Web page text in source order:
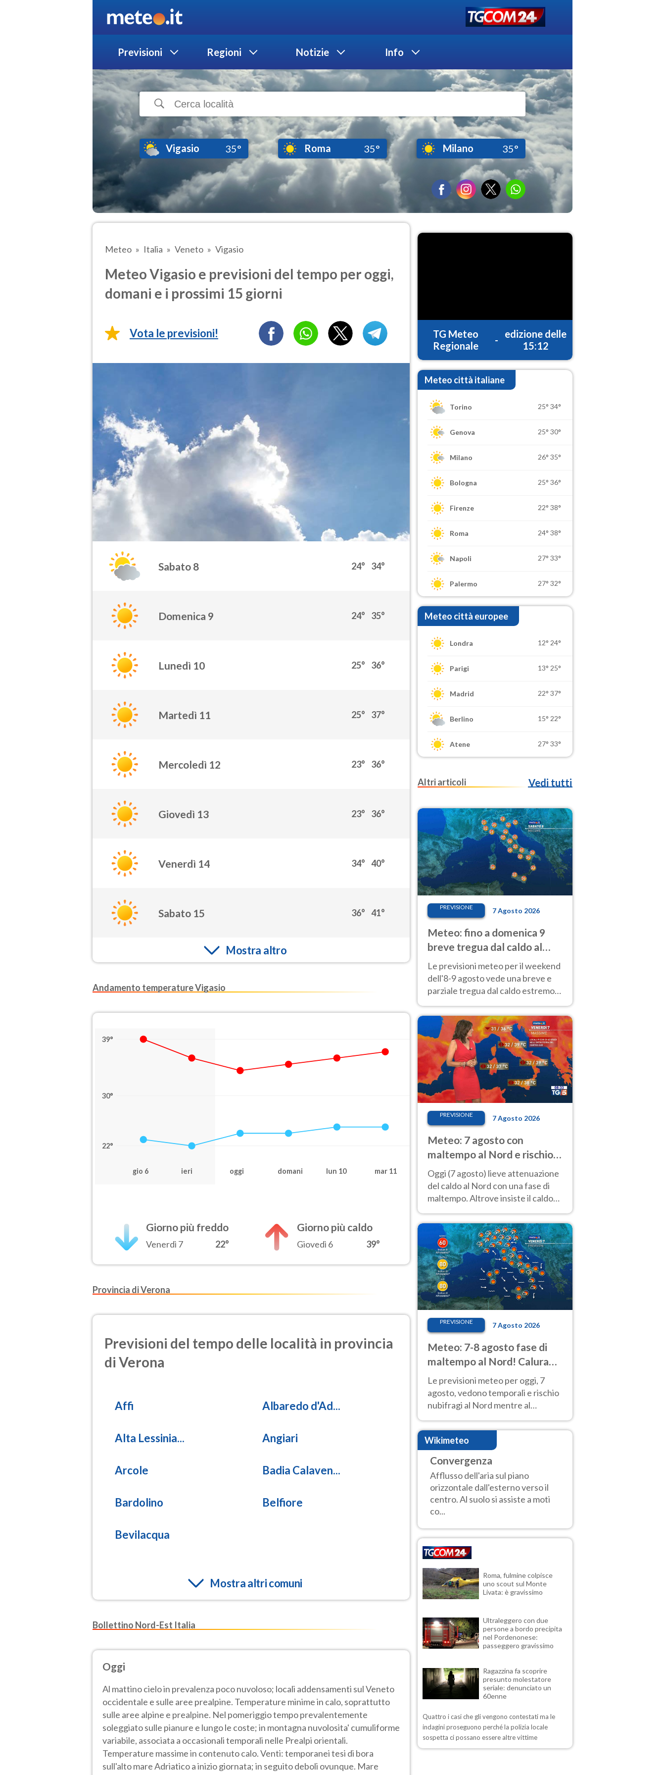
Previsioni Regioni Notizie Info
Vigasio 35° Roma 35° Milano 35°
Meteo Italia Veneto Vigasio
Meteo Vigasio e previsioni del tempo per oggi,
domani e i prossimi 15 giorni
Vota le previsioni!
Sabato 8 24° 34°
Domenica 9 24° 35°
Lunedì 10 25° 36°
Martedì 11 25° 37°
Mercoledì 12 23° 36°
Giovedì 13 23° 36°
Venerdì 14 34° 40°
Sabato 15 36° 41°
Mostra altro
Andamento temperature Vigasio
39°
30°
22°
gio 6 ieri oggi domani lun 10 mar 11
Giorno più freddo
Venerdì 7 22°
Giorno più caldo
Giovedì 6 39°
Provincia di Verona
Previsioni del tempo delle località in provincia
di Verona
Affi Albaredo d'Ad...
Alta Lessinia... Angiari
Arcole Badia Calaven...
Bardolino Belfiore
Bevilacqua
Mostra altri comuni
Bollettino Nord-Est Italia
Oggi
Al mattino cielo in prevalenza poco nuvoloso; locali addensamenti sul Veneto
occidentale e sulle aree prealpine. Temperature minime in calo, soprattutto
sulle aree alpine e prealpine. Nel pomeriggio tempo prevalentemente
soleggiato sulle pianure e lungo le coste; in montagna nuvolosita' cumuliforme
variabile, associata a occasionali temporali nelle Prealpi orientali.
Temperature massime in contenuto calo. Venti: temporanei tesi di bora
sull'alto mare Adriatico a inizio giornata; in seguito deboli ovunque. Mare
TG Meteo
Regionale
-
edizione delle
15:12
Meteo città italiane
Torino 25° 34°
Genova 25° 30°
Milano 26° 35°
Bologna 25° 36°
Firenze 22° 38°
Roma 24° 38°
Napoli 27° 33°
Palermo 27° 32°
Meteo città europee
Londra 12° 24°
Parigi 13° 25°
Madrid 22° 37°
Berlino 15° 22°
Atene 27° 33°
Altri articoli Vedi tutti
PREVISIONE 7 Agosto 2026
Meteo: fino a domenica 9
breve tregua dal caldo al
Nord! Altrove calura e afa
Le previsioni meteo per il weekend
dell'8-9 agosto vede una breve e
parziale tregua dal caldo estremo
40 gradi.
PREVISIONE 7 Agosto 2026
Meteo: 7 agosto con
maltempo al Nord e rischio
nubifragi. Altrove caldo
estremo
Oggi (7 agosto) lieve attenuazione
del caldo al Nord con una fase di
maltempo. Altrove insiste il caldo
previsioni
PREVISIONE 7 Agosto 2026
Meteo: 7-8 agosto fase di
maltempo al Nord! Calura
fino a Ferragosto
Le previsioni meteo per oggi, 7
agosto, vedono temporali e rischio
nubifragi al Nord mentre al
Centro-Sud sole e caldo sempre
molto intenso.
Wikimeteo
Convergenza
Afflusso dell'aria sul piano
orizzontale dall'esterno verso il
centro. Al suolo si assiste a moti
co...
Roma, fulmine colpisce
uno scout sul Monte
Livata: è gravissimo
Ultraleggero con due
persone a bordo precipita
nel Pordenonese:
passeggero gravissimo
Ragazzina fa scoprire
presunto molestatore
seriale: denunciato un
60enne
Quattro i casi che gli vengono contestati ma le
indagini proseguono perché la polizia locale
sospetta ci possano essere altre vittime